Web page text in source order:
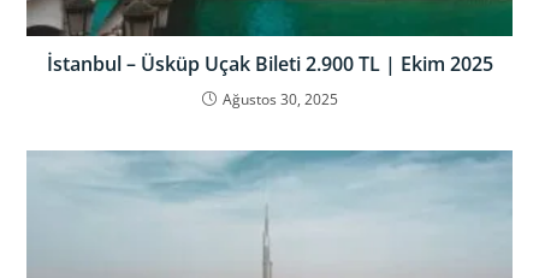
İstanbul – Üsküp Uçak Bileti 2.900 TL | Ekim 2025
Ağustos 30, 2025